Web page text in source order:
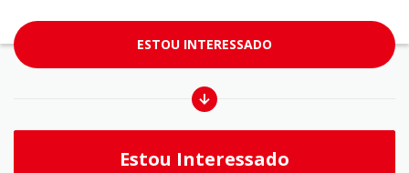
ESTOU INTERESSADO
Estou Interessado